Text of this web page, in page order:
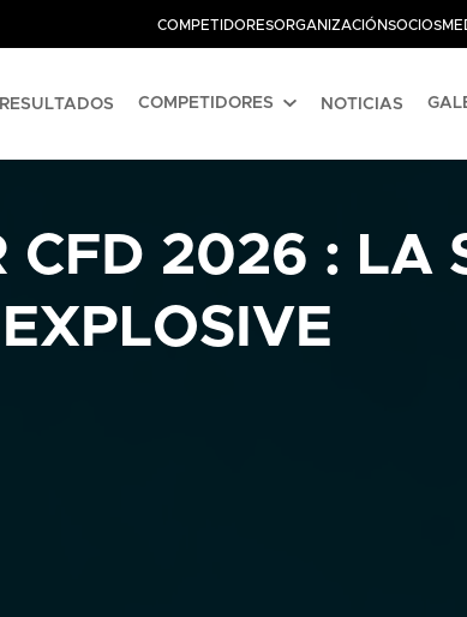
COMPETIDORESORGANIZACIÓNSOCIOS
RESULTADOS COMPETIDORES NOTICIAS
CFD 2026 : LA